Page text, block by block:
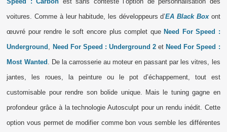
voitures. Comme à leur habitude, les développeurs d’EA Black Boxont
œuvré pour rendre le soft encore plus complet que Need For Speed :
Underground
Need For Speed : Underground 2 et Need For Speed :
Most Wanted
. De la carrosserie au moteur en passant par les vitres, les
jantes, les roues, la peinture ou le pot d’échappement, tout est
customisable pour rendre son bolide unique. Mais le tuning gagne en
profondeur grâce à la technologie Autosculpt pour un rendu inédit. Cette
option vous permet de modifier comme bon vous semble les différentes